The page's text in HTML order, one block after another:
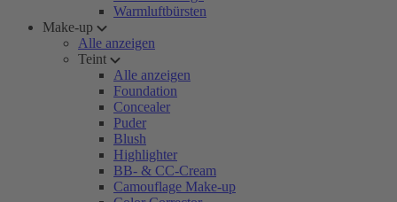
Warmluftbürsten
Make-up
Alle anzeigen
Teint
Alle anzeigen
Foundation
Concealer
Puder
Blush
Highlighter
BB- & CC-Cream
Camouflage Make-up